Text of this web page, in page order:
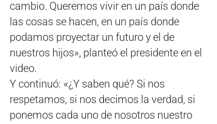
cambio. Queremos vivir en un país donde
las cosas se hacen, en un país donde
podamos proyectar un futuro y el de
nuestros hijos», planteó el presidente en el
video.
Y continuó: «¿Y saben qué? Si nos
respetamos, si nos decimos la verdad, si
ponemos cada uno de nosotros nuestro